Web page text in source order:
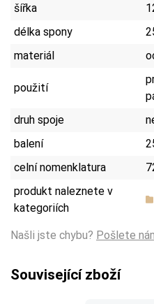
šířka
délka spony
materiál
použití
druh spoje
balení
celní nomenklatura
produkt naleznete v
kategoriích
Našli jste chybu? Pošlete
Související zboží